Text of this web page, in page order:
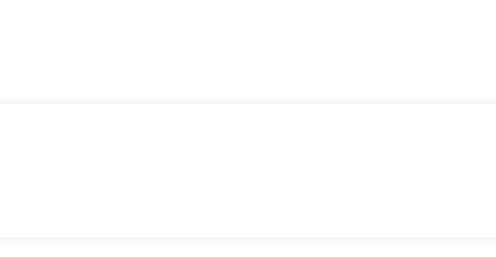
sans complications.
du marché.